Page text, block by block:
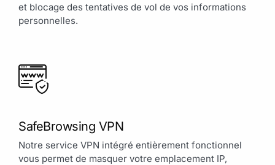
et blocage des tentatives de vol de vos informations
personnelles.
SafeBrowsing VPN
Notre service VPN intégré entièrement fonctionnel
vous permet de masquer votre emplacement IP,